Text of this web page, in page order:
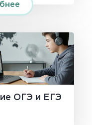
OГЭ и ЕГЭ